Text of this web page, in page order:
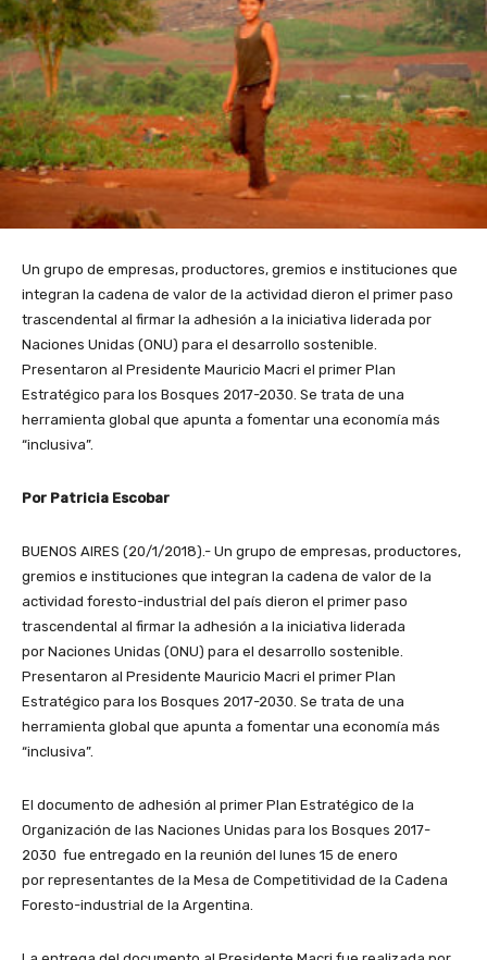
Un grupo de empresas, productores, gremios e instituciones que
integran la cadena de valor de la actividad dieron el primer paso
trascendental al firmar la adhesión a la iniciativa liderada por
Naciones Unidas (ONU) para el desarrollo sostenible.
Presentaron al Presidente Mauricio Macri el primer Plan
Estratégico para los Bosques 2017-2030. Se trata de una
herramienta global que apunta a fomentar una economía más
“inclusiva”.
Por Patricia Escobar
BUENOS AIRES (20/1/2018).- Un grupo de empresas, productores,
gremios e instituciones que integran la cadena de valor de la
actividad foresto-industrial del país dieron el primer paso
trascendental al firmar la adhesión a la iniciativa liderada
por Naciones Unidas (ONU) para el desarrollo sostenible.
Presentaron al Presidente Mauricio Macri el primer Plan
Estratégico para los Bosques 2017-2030. Se trata de una
herramienta global que apunta a fomentar una economía más
“inclusiva”.
El documento de adhesión al primer Plan Estratégico de la
Organización de las Naciones Unidas para los Bosques 2017-
2030 fue entregado en la reunión del lunes 15 de enero
por representantes de la Mesa de Competitividad de la Cadena
Foresto-industrial de la Argentina.